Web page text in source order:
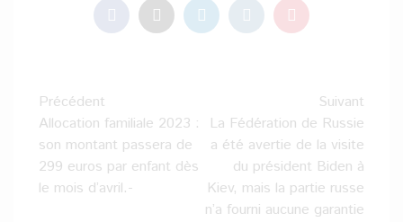
Navigation
d’article
Précédent
Allocation familiale 2023 :
son montant passera de
299 euros par enfant dès
le mois d’avril.-
Suivant
La Fédération de Russie
a été avertie de la visite
du président Biden à
Kiev, mais la partie russe
n’a fourni aucune garantie